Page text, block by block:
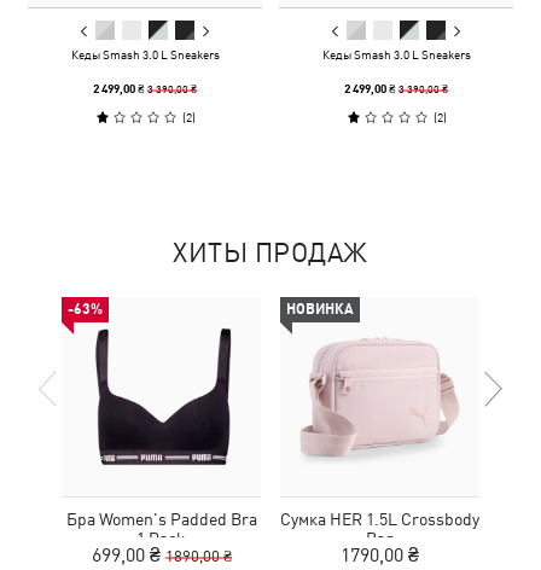
Кеды Smash 3.0 L Sneakers
2 499,00 ₴3 390,00 ₴
(2)
Кеды Smash 3.0 L Sneakers
2 499,00 ₴3 390,00 ₴
(2)
ХИТЫ ПРОДАЖ
-63%
Бра Women's Padded Bra
1 Pack
699,00 ₴ 1890,00 ₴
НОВИНКА
Сумка HER 1.5L Crossbody
Bag
1790,00 ₴